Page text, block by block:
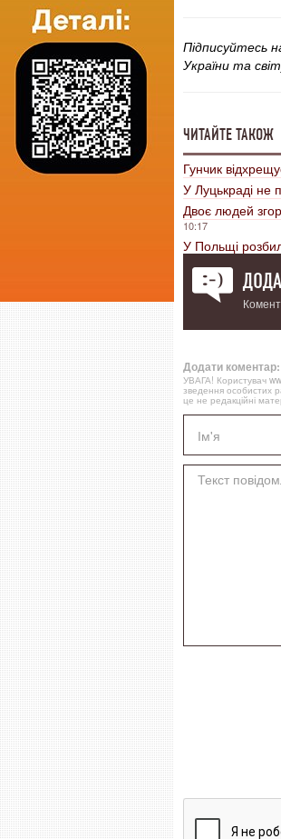
Підписуйтесь
України та
ЧИТАЙТЕ ТАКОЖ
Гунчик
У Луцькраді не
Двоє людей
10:17
У Польщі
Додати коментар:
УВАГА! Користувач
зведення особистих
це не редакційні